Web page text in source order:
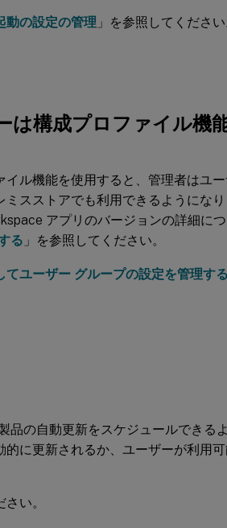
動の設定の管理 」を参照してください
は構成プロファイル機
ル機能を使用すると、管理者はユ
スストアでも利用できるようになり
アプリのバージョンの詳細に
る 」を参照してください。
ユーザー グループの設定を管理する
の自動更新をスケジュールできる
に更新されるか、ユーザーが利用
い。